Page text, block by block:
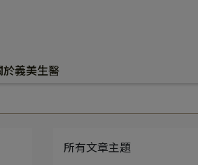
於義美生醫
所有文章主題